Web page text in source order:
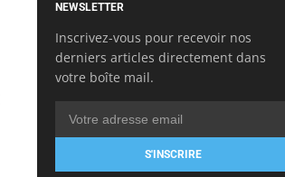
NEWSLETTER
Inscrivez-vous pour recevoir nos
derniers articles directement dans
votre boîte mail.
S'INSCRIRE